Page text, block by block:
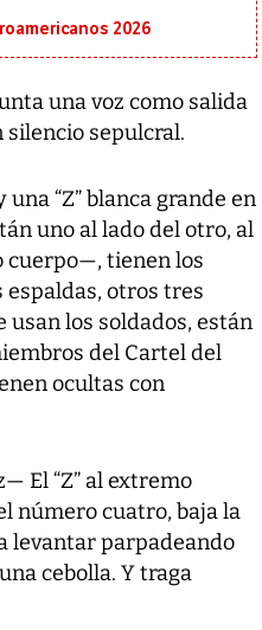
2026
una voz como salida
sepulcral.
“Z” blanca grande en
uno al lado del otro, al
cuerpo—, tienen los
espaldas, otros tres
usan los soldados, están
del Cartel del
ocultas con
El “Z” al extremo
número cuatro, baja la
levantar parpadeando
cebolla. Y traga